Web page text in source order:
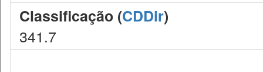
Classificação (CDDir)
341.7